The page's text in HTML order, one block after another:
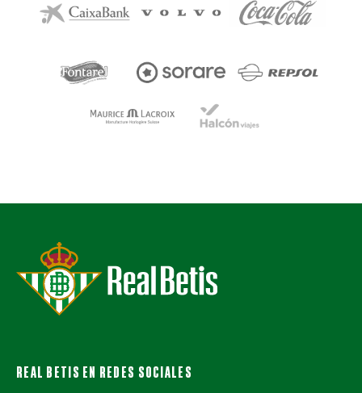
REAL BETIS EN REDES SOCIALES